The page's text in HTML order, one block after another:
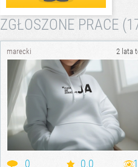
ZGŁOSZONE PRACE
marecki 2 lata
0 0.0